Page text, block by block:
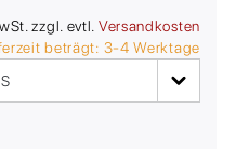
zzgl. evtl. Versandkosten
beträgt: 3-4 Werktage